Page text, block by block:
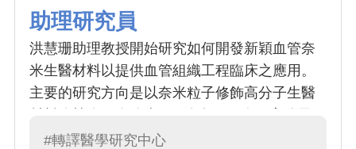
助理研究員
洪慧珊助理教授開始研究如何開發新穎血管奈
米生醫材料以提供血管組織工程臨床之應用。
主要的研究方向是以奈米粒子修飾高分子生醫
聚氨酯奈米金複合基材及 (2) 天然高分子: 膠原
#轉譯醫學研究中心